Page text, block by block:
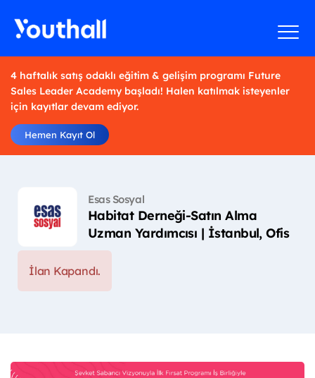
4 haftalık satış odaklı eğitim & gelişim programı Future
Sales Leader Academy başladı! Halen katılmak isteyenler
için kayıtlar devam ediyor.
Hemen Kayıt Ol
Esas Sosyal
Habitat Derneği-Satın Alma
Uzman Yardımcısı | İstanbul, Ofis
İlan Kapandı.